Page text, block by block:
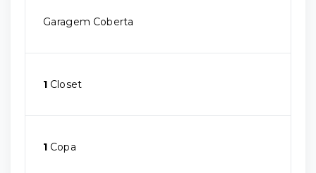
Garagem Coberta
1 Closet
1 Copa